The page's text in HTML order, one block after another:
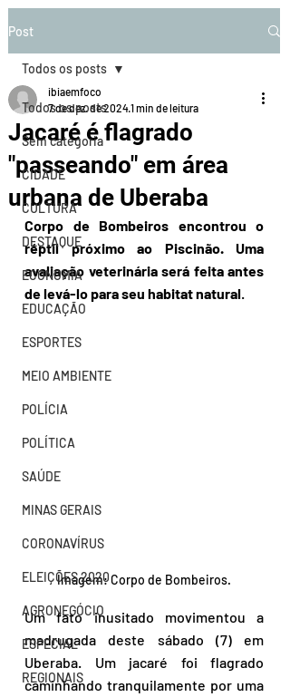
Post
Todos os posts
Sem categoria
CIDADE
CULTURA
DESTAQUE
ECONOMIA
EDUCAÇÃO
ESPORTES
MEIO AMBIENTE
POLÍCIA
POLÍTICA
SAÚDE
MINAS GERAIS
CORONAVÍRUS
ELEIÇÕES 2020
AGRONEGÓCIO
ESPECIAL
REGIONAIS
Todos os posts
Jacaré é flagrado
"passeando" em área
urbana de Uberaba
ibiaemfoco
7 de dez. de 20241 min de leitura
Corpo de Bombeiros encontrou o
réptil próximo ao Piscinão. Uma
avaliação veterinária será feita antes
de levá-lo para seu habitat natural.
Imagem: Corpo de Bombeiros.
Um fato inusitado movimentou a
madrugada deste sábado (7) em
Uberaba. Um jacaré foi flagrado
caminhando tranquilamente por uma